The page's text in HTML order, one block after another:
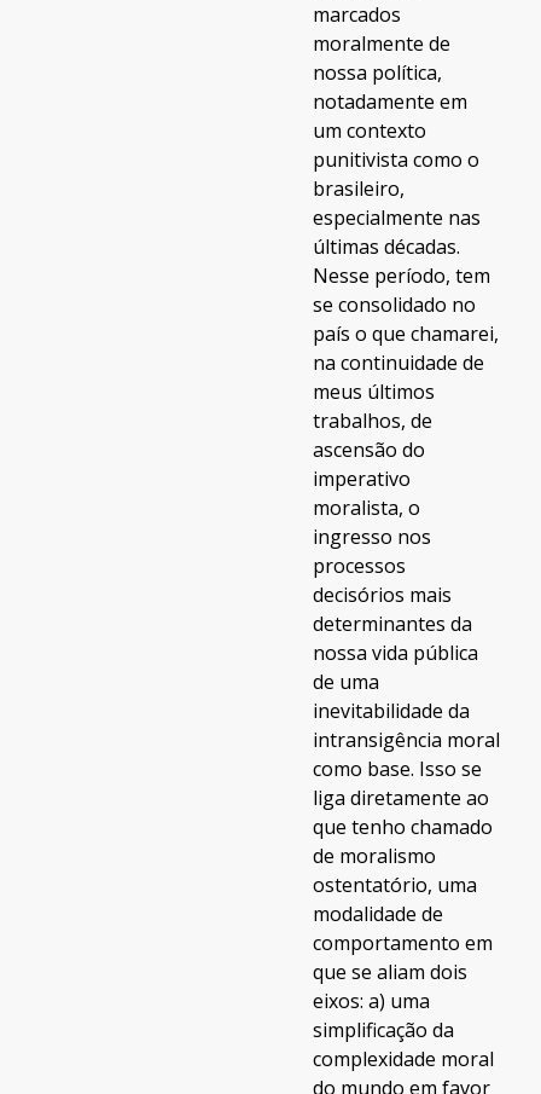
marcados
moralmente de
nossa política,
notadamente em
um contexto
punitivista como o
brasileiro,
especialmente nas
últimas décadas.
Nesse período, tem
se consolidado no
país o que chamarei,
na continuidade de
meus últimos
trabalhos, de
ascensão do
imperativo
moralista, o
ingresso nos
processos
decisórios mais
determinantes da
nossa vida pública
de uma
inevitabilidade da
intransigência moral
como base. Isso se
liga diretamente ao
que tenho chamado
de moralismo
ostentatório, uma
modalidade de
comportamento em
que se aliam dois
eixos: a) uma
simplificação da
complexidade moral
do mundo em favor